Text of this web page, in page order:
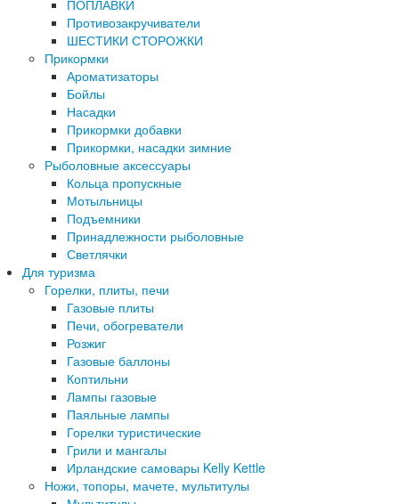
ПОПЛАВКИ
Противозакручиватели
ШЕСТИКИ СТОРОЖКИ
Прикормки
Ароматизаторы
Бойлы
Насадки
Прикормки добавки
Прикормки, насадки зимние
Рыболовные аксессуары
Кольца пропускные
Мотыльницы
Подъемники
Принадлежности рыболовные
Светлячки
Для туризма
Горелки, плиты, печи
Газовые плиты
Печи, обогреватели
Розжиг
Газовые баллоны
Коптильни
Лампы газовые
Паяльные лампы
Горелки туристические
Грили и мангалы
Ирландские самовары Kelly Kettle
Ножи, топоры, мачете, мультитулы